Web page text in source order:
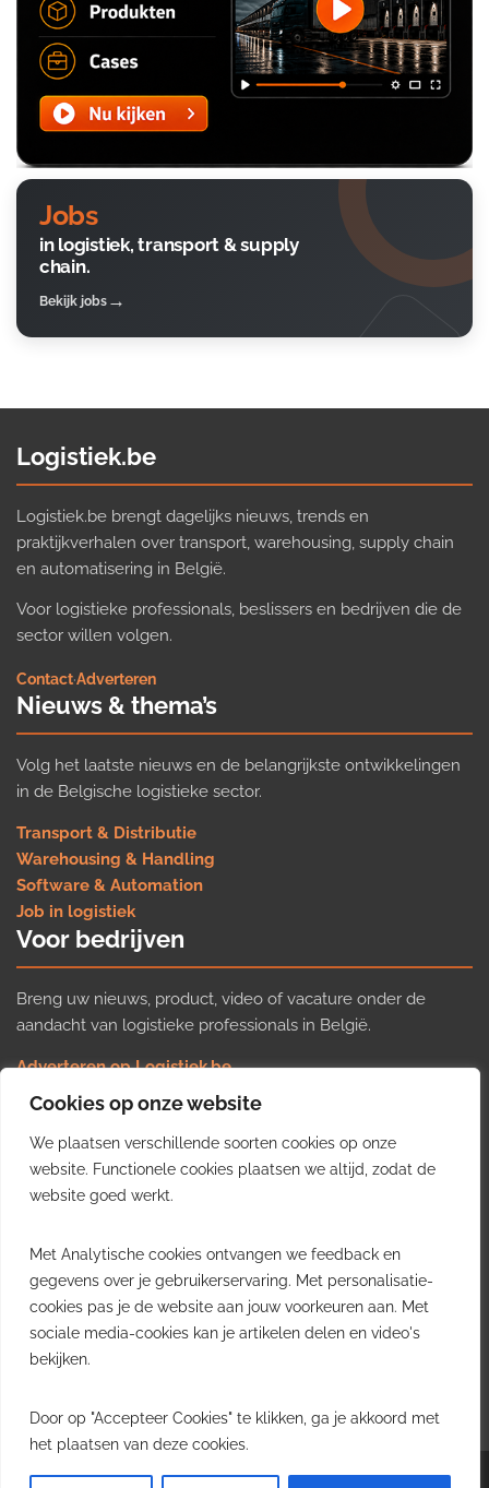
Cookies op onze website
We plaatsen verschillende soorten cookies op onze
website. Functionele cookies plaatsen we altijd, zodat de
website goed werkt.
Met Analytische cookies ontvangen we feedback en
gegevens over je gebruikerservaring. Met personalisatie-
cookies pas je de website aan jouw voorkeuren aan. Met
sociale media-cookies kan je artikelen delen en video's
bekijken.
Door op "Accepteer Cookies" te klikken, ga je akkoord met
het plaatsen van deze cookies.
Jobs
in logistiek, transport & supply
chain.
Bekijk jobs
Logistiek.be
Logistiek.be brengt dagelijks nieuws, trends en
praktijkverhalen over transport, warehousing, supply chain
en automatisering in België.
Voor logistieke professionals, beslissers en bedrijven die de
sector willen volgen.
Contact·Adverteren
Nieuws & thema’s
Volg het laatste nieuws en de belangrijkste ontwikkelingen
in de Belgische logistieke sector.
Transport & Distributie
Warehousing & Handling
Software & Automation
Job in logistiek
Voor bedrijven
Breng uw nieuws, product, video of vacature onder de
aandacht van logistieke professionals in België.
Adverteren op Logistiek.be
Nieuws insturen
Uw video op Logistiek.TV
Job plaatsen
Gratis wekelijkse update
inzichten uit de Belgische logistieke sector in uw inbox.
Ontvang je gratis
wekelijkse update
Uitschrijven kan altijd.